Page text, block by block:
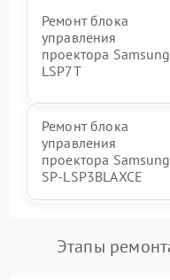
Ремонт блока
управления
проектора Samsung
LSP7T
Ремонт блока
управления
проектора Samsung
SP-LSP3BLAXCE
Этапы